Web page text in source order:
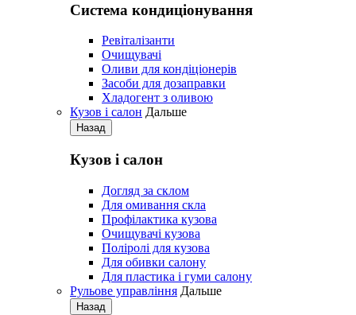
Система кондиціонування
Pевіталізанти
Очищувачі
Оливи для кондіціонерів
Засоби для дозаправки
Хладогент з оливою
Кузов і салон Дальше
Назад
Кузов і салон
Догляд за склом
Для омивання скла
Профілактика кузова
Очищувачі кузова
Поліролі для кузова
Для обивки салону
Для пластика і гуми салону
Рульове управління Дальше
Назад